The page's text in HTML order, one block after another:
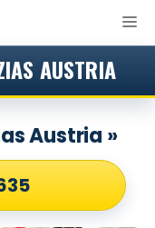
AUSTRIA
Austria »